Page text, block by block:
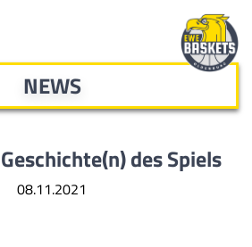
NEWS
des Spiels
08.11.2021